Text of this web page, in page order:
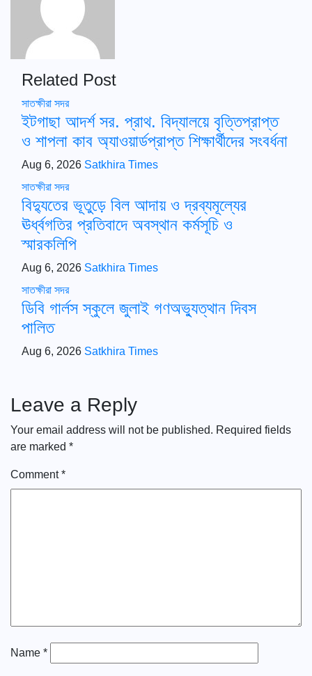
Related Post
সাতক্ষীরা সদর
ইটগাছা আদর্শ সর. প্রাথ. বিদ্যালয়ে বৃত্তিপ্রাপ্ত
ও শাপলা কাব অ্যাওয়ার্ডপ্রাপ্ত শিক্ষার্থীদের সংবর্ধনা
Aug 6, 2026 Satkhira Times
সাতক্ষীরা সদর
বিদ্যুতের ভূতুড়ে বিল আদায় ও দ্রব্যমূল্যের
ঊর্ধ্বগতির প্রতিবাদে অবস্থান কর্মসূচি ও
স্মারকলিপি
Aug 6, 2026 Satkhira Times
সাতক্ষীরা সদর
ডিবি গার্লস স্কুলে জুলাই গণঅভ্যুত্থান দিবস
পালিত
Aug 6, 2026 Satkhira Times
Leave a Reply
Your email address will not be published. Required fields
are marked *
Comment*
Name *